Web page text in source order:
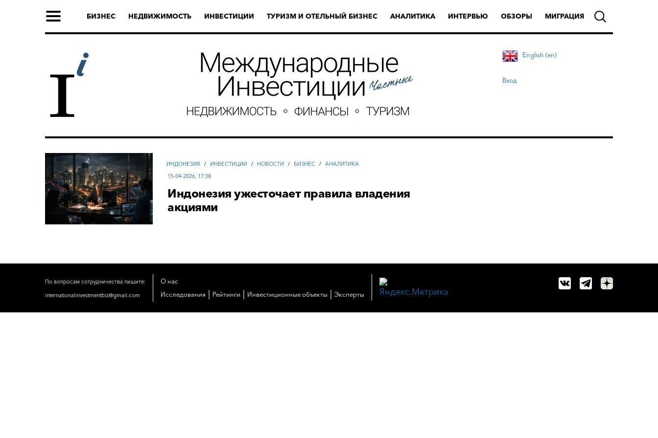
БИЗНЕС НЕДВИЖИМОСТЬ ИНВЕСТИЦИИ ТУРИЗМ И ОТЕЛЬНЫЙ БИЗНЕС АНАЛИТИКА ИНТЕРВЬЮ ОБЗОРЫ МИГРАЦИЯ
English (en)
Вход
ИНДОНЕЗИЯ / ИНВЕСТИЦИИ / НОВОСТИ / БИЗНЕС / АНАЛИТИКА
15-04-2026, 17:38
Индонезия ужесточает правила владения
акциями
По вопросам сотрудничества пишите:
internationalinvestmentbiz@gmail.com
О нас
Исследования
Рейтинги Инвестиционные объекты Эксперты